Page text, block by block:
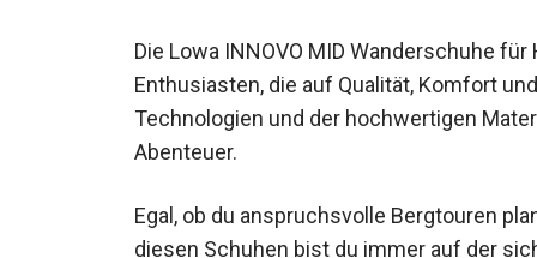
Die Lowa INNOVO MID Wanderschuhe
Enthusiasten, die auf Qualität, Komfort
Technologien und der hochwertigen
Egal, ob du anspruchsvolle Bergtouren